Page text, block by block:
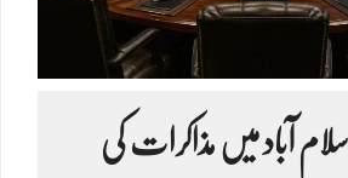
آباد میں مذاکرات کی